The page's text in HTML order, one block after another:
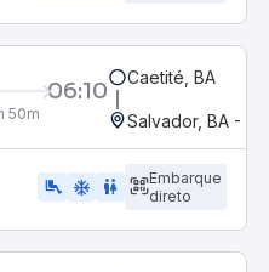
06:10
50m
Caetité, BA
Salvador, BA -
airline_seat_legroom_extra ac_unit WC
Embarque
direto